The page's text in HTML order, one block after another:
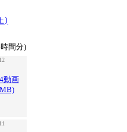
)
間分)
動画